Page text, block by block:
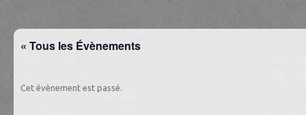
« Tous les Évènements
Cet évènement est passé.